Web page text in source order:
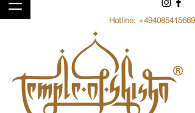
Hotline: +494085415669